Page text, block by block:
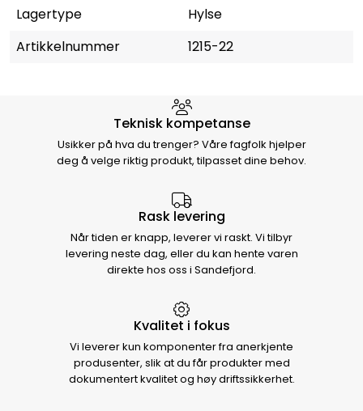
Lagertype
Hylse
Artikkelnummer
1215-22
Hvorfor velge Storm Halvorsen
Teknisk kompetanse
Usikker på hva du trenger? Våre fagfolk hjelper
deg å velge riktig produkt, tilpasset dine behov.
Rask levering
Når tiden er knapp, leverer vi raskt. Vi tilbyr
levering neste dag, eller du kan hente varen
direkte hos oss i Sandefjord.
Kvalitet i fokus
Vi leverer kun komponenter fra anerkjente
produsenter, slik at du får produkter med
dokumentert kvalitet og høy driftssikkerhet.